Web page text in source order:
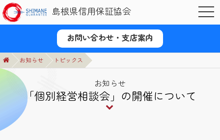
島根県信用保証協会
お問い合わせ・支店案内
お知らせ トピックス
お知らせ
「個別経営相談会」の開催について